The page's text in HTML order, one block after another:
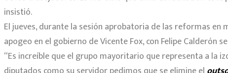
insistió.
El jueves, durante la sesión aprobatoria de las reformas
apogeo en el gobierno de Vicente Fox, con Felipe Calderón
“Es increíble que el grupo mayoritario que representa a la